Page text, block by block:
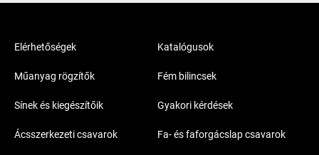
Elérhetőségek
Műanyag rögzítők
Sínek és kiegészítőik
Ácsszerkezeti csavarok
Katalógusok
Fém bilincsek
Gyakori kérdések
Fa- és faforgácslap csavarok